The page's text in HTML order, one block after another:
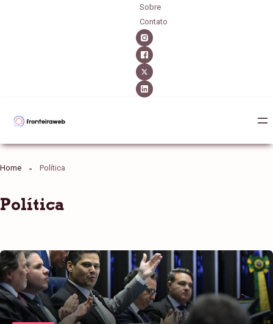
Sobre
Contato
Home Política
Política